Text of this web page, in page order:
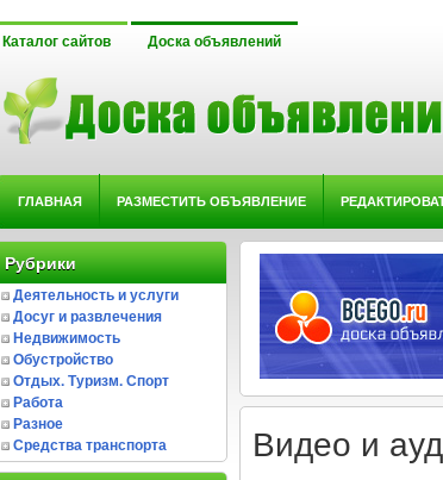
Каталог сайтов Доска объявлений
ГЛАВНАЯ РАЗМЕСТИТЬ ОБЪЯВЛЕНИЕ
Рубрики
Деятельность и услуги
Досуг и развлечения
Недвижимость
Обустройство
Отдых. Туризм. Спорт
Работа
Разное
Средства транспорта
Видео и